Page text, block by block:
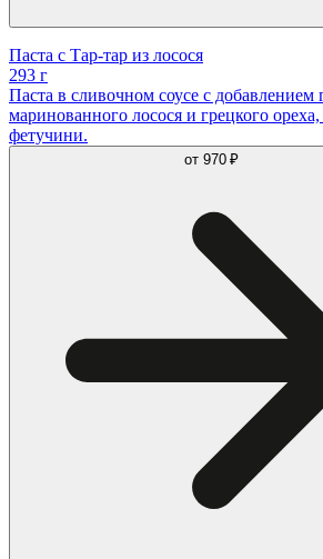
Паста с Тар-тар из лосося
293 г
Паста в сливочном соусе с добавлением
маринованного лосося и грецкого
фетучини.
от 970 ₽